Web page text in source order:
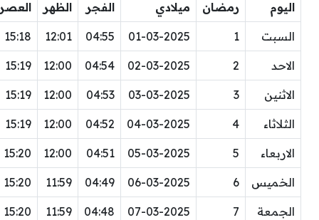
اليوم رمضان ميلادي الفجر الظهر العصر
السبت 1
01-03-2025
04:55
12:01
15:18
الاحد 2
02-03-2025
04:54
12:00
15:19
الاثنين 3
03-03-2025
04:53
12:00
15:19
الثلاثاء 4
04-03-2025
04:52
12:00
15:19
الاربعاء 5
05-03-2025
04:51
12:00
15:20
الخميس 6
06-03-2025
04:49
11:59
15:20
الجمعة 7
07-03-2025
04:48
11:59
15:20